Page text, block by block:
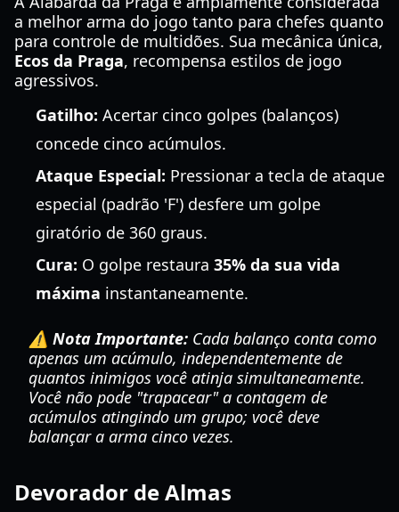
a melhor arma do jogo tanto para chefes quanto
para controle de multidões. Sua mecânica única,
Ecos da Praga, recompensa estilos de jogo
agressivos.
Gatilho: Acertar cinco golpes (balanços)
concede cinco acúmulos.
Ataque Especial: Pressionar a tecla de ataque
especial (padrão 'F') desfere um golpe
giratório de 360 graus.
Cura: O golpe restaura 35% da sua vida
máxima instantaneamente.
⚠️ Nota Importante: Cada balanço conta como
apenas um acúmulo, independentemente de
quantos inimigos você atinja simultaneamente.
Você não pode "trapacear" a contagem de
acúmulos atingindo um grupo; você deve
balançar a arma cinco vezes.
Devorador de Almas